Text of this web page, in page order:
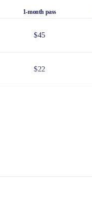
1-month pass
$45
$22